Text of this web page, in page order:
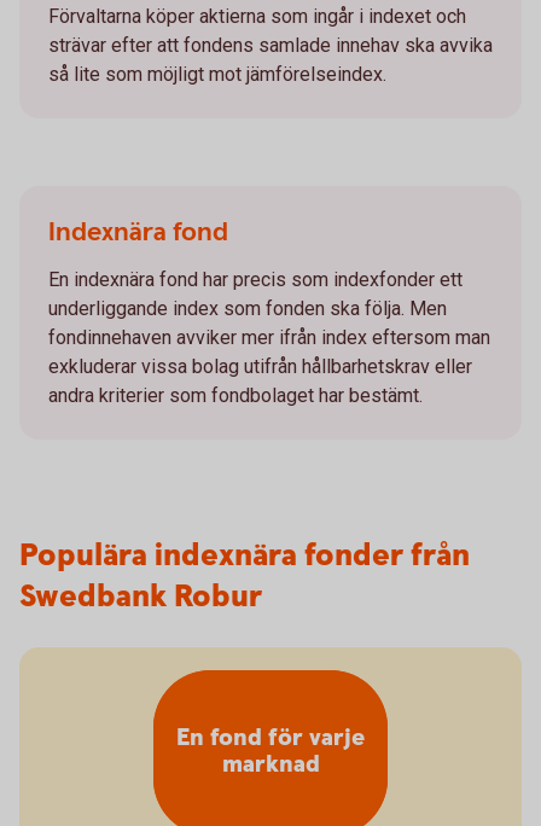
Förvaltarna köper aktierna som ingår i indexet och
strävar efter att fondens samlade innehav ska avvika
så lite som möjligt mot jämförelseindex.
Indexnära fond
En indexnära fond har precis som indexfonder ett
underliggande index som fonden ska följa. Men
fondinnehaven avviker mer ifrån index eftersom man
exkluderar vissa bolag utifrån hållbarhetskrav eller
andra kriterier som fondbolaget har bestämt.
Populära indexnära fonder från
Swedbank Robur
En fond för varje
marknad